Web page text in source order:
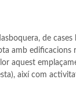
de cases
amb edificacions
aquest
així com